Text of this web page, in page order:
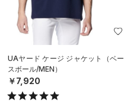
UAヤード ケージ ジャケット（ベー
スボール/MEN）
￥7,920